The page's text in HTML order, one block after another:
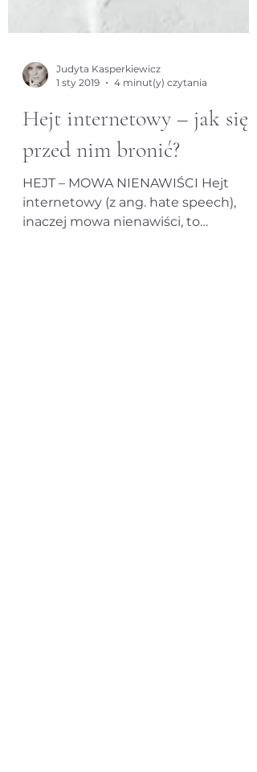
1 sty 2019
4 minut(y) czytania
Hejt internetowy – jak się
przed nim bronić?
HEJT – MOWA NIENAWIŚCI Hejt
internetowy (z ang. hate speech),